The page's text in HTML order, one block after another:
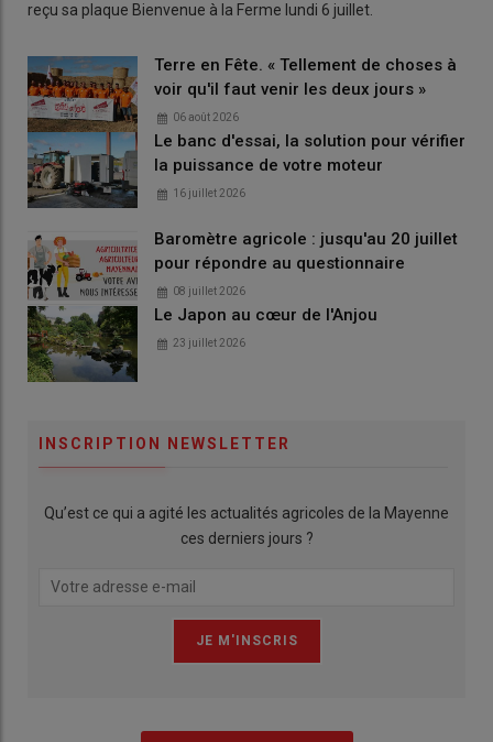
reçu sa plaque Bienvenue à la Ferme lundi 6 juillet.
Terre en Fête. « Tellement de choses à
voir qu'il faut venir les deux jours »
06 août 2026
Le banc d'essai, la solution pour vérifier
la puissance de votre moteur
16 juillet 2026
Baromètre agricole : jusqu'au 20 juillet
pour répondre au questionnaire
08 juillet 2026
Le Japon au cœur de l'Anjou
23 juillet 2026
INSCRIPTION NEWSLETTER
Qu’est ce qui a agité les actualités agricoles de la Mayenne
ces derniers jours ?